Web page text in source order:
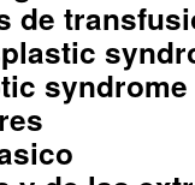
de
syndrome